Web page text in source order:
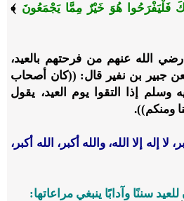
فَلْيَفْرَحُوا هُوَ خَيْرٌ مِمَّا يَجْمَعُونَ ﴾
الله عنهم من فرحتهم بالعيد،
جبير بن نفير قال: ((كان أصحاب
إذا التقوا يوم العيد، يقول
ومنكم)).
لا إله إلا الله، والله أكبر، الله أكبر،
للعيد سننًا وآدابًا ينبغي مراعاتها: